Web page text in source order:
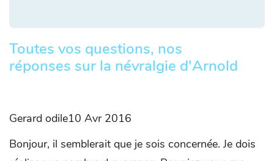
Toutes vos questions, nos
réponses sur la névralgie d'Arnold
Gerard odile10 Avr 2016
Bonjour, il semblerait que je sois concernée. Je dois